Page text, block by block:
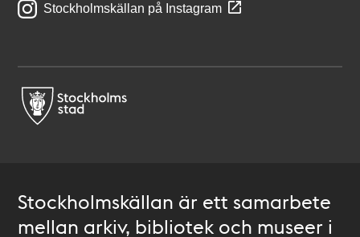
Stockholmskällan på Instagram
Stockholmskällan är ett samarbete
mellan arkiv, bibliotek och museer i